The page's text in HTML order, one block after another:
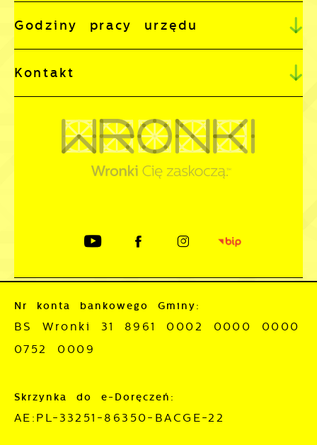
Godziny pracy urzędu
Kontakt
Nr konta bankowego Gminy:
BS Wronki 31 8961 0002 0000 0000
0752 0009
Skrzynka do e-Doręczeń:
AE:PL-33251-86350-BACGE-22